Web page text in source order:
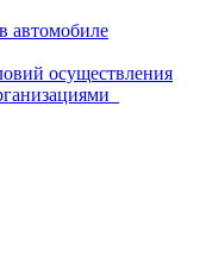
автомобиле
осуществления